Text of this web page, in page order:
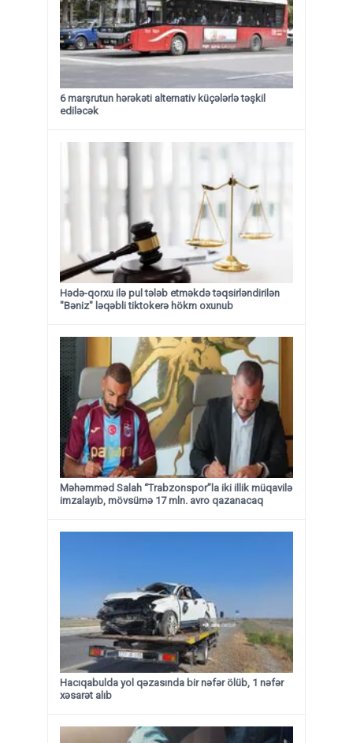
6 marşrutun hərəkəti alternativ küçələrlə təşkil
ediləcək
Hədə-qorxu ilə pul tələb etməkdə təqsirləndirilən
"Bəniz" ləqəbli tiktokerə hökm oxunub
Məhəmməd Salah “Trabzonspor”la iki illik müqavilə
imzalayıb, mövsümə 17 mln. avro qazanacaq
Hacıqabulda yol qəzasında bir nəfər ölüb, 1 nəfər
xəsarət alıb